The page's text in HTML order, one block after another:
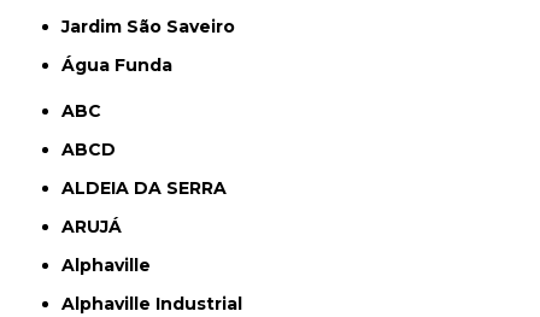
jardim São Saveiro
Água Funda
ABC
ABCD
ALDEIA DA SERRA
ARUJÁ
Alphaville
Alphaville Industrial